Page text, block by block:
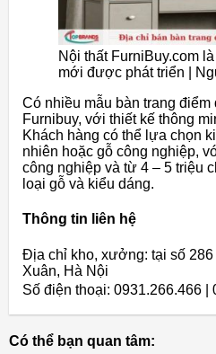
Nội thất FurniBuy.com
mới được phát triển |
Có nhiều mẫu bàn trang điểm
Furnibuy, với thiết kế thông
Khách hàng có thể lựa chọn
nhiên hoặc gỗ công nghiệp,
công nghiệp và từ 4 – 5 triệu
loại gỗ và kiểu dáng.
Thông tin liên hệ
Địa chỉ kho, xưởng: tại số
Xuân, Hà Nội
Số điện thoại: 0931.266.466 |
Có thể bạn quan tâm: